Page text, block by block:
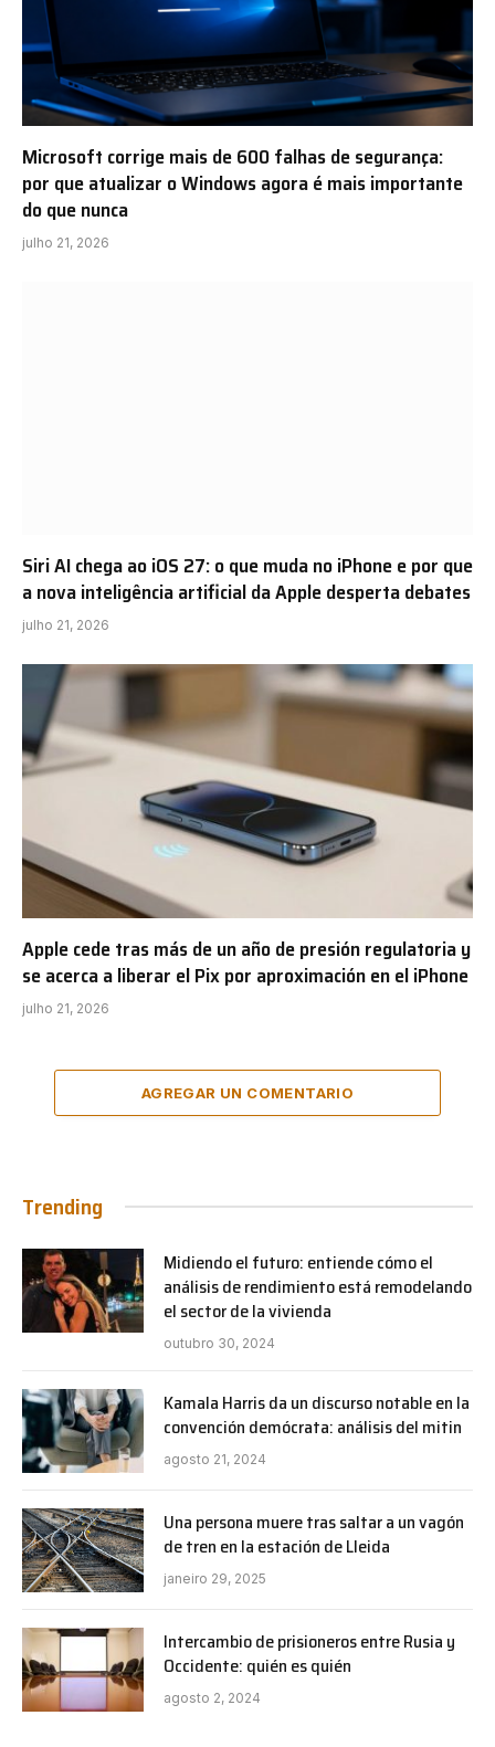
Microsoft corrige mais de 600 falhas de segurança:
por que atualizar o Windows agora é mais importante
do que nunca
julho 21, 2026
Siri AI chega ao iOS 27: o que muda no iPhone e por que
a nova inteligência artificial da Apple desperta debates
julho 21, 2026
Apple cede tras más de un año de presión regulatoria y
se acerca a liberar el Pix por aproximación en el iPhone
julho 21, 2026
AGREGAR UN COMENTARIO
Trending
Midiendo el futuro: entiende cómo el
análisis de rendimiento está remodelando
el sector de la vivienda
outubro 30, 2024
Kamala Harris da un discurso notable en la
convención demócrata: análisis del mitin
agosto 21, 2024
Una persona muere tras saltar a un vagón
de tren en la estación de Lleida
janeiro 29, 2025
Intercambio de prisioneros entre Rusia y
Occidente: quién es quién
agosto 2, 2024